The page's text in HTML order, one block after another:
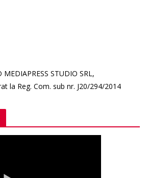
STUDIO SRL,
la Reg. Com. sub nr. J20/294/2014